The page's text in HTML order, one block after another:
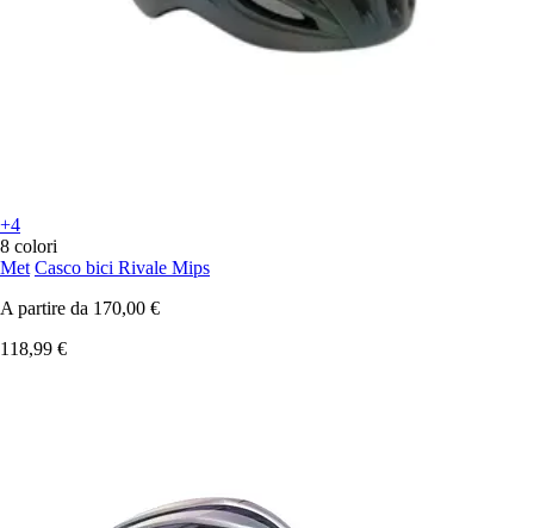
+4
8 colori
Met Casco bici Rivale Mips
A partire da 170,00 €
118,99 €